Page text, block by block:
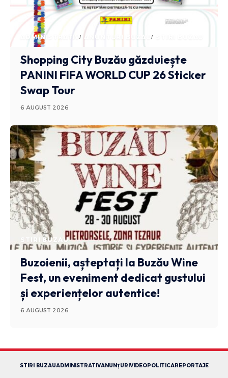
ADMINISTRATIV ANUNTURI BUZAU
Shopping City Buzău găzduiește
PANINI FIFA WORLD CUP 26 Sticker
Swap Tour
6 AUGUST 2026
STIRI BUZAU
Buzoienii, așteptați la Buzău Wine
Fest, un eveniment dedicat gustului
și experiențelor autentice!
6 AUGUST 2026
STIRI BUZAUADMINISTRATIVANUNȚURIVIDEOPOLITICAREPORTAJE